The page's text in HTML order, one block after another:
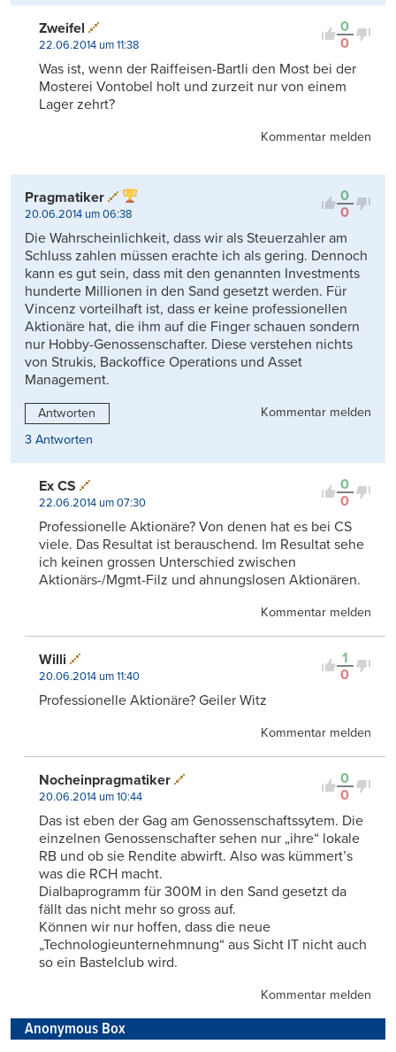
0
0
Zweifel
22.06.2014 um 11:38
Was ist, wenn der Raiffeisen-Bartli den Most bei der
Mosterei Vontobel holt und zurzeit nur von einem
Lager zehrt?
Kommentar melden
0
0
Pragmatiker
20.06.2014 um 06:38
Die Wahrscheinlichkeit, dass wir als Steuerzahler am
Schluss zahlen müssen erachte ich als gering. Dennoch
kann es gut sein, dass mit den genannten Investments
hunderte Millionen in den Sand gesetzt werden. Für
Vincenz vorteilhaft ist, dass er keine professionellen
Aktionäre hat, die ihm auf die Finger schauen sondern
nur Hobby-Genossenschafter. Diese verstehen nichts
von Strukis, Backoffice Operations und Asset
Management.
Antworten
Kommentar melden
3 Antworten
0
0
Ex CS
22.06.2014 um 07:30
Professionelle Aktionäre? Von denen hat es bei CS
viele. Das Resultat ist berauschend. Im Resultat sehe
ich keinen grossen Unterschied zwischen
Aktionärs-/Mgmt-Filz und ahnungslosen Aktionären.
Kommentar melden
1
0
Willi
20.06.2014 um 11:40
Professionelle Aktionäre? Geiler Witz
Kommentar melden
0
0
Nocheinpragmatiker
20.06.2014 um 10:44
Das ist eben der Gag am Genossenschaftssytem. Die
einzelnen Genossenschafter sehen nur „ihre“ lokale
RB und ob sie Rendite abwirft. Also was kümmert’s
was die RCH macht.
Dialbaprogramm für 300M in den Sand gesetzt da
fällt das nicht mehr so gross auf.
Können wir nur hoffen, dass die neue
„Technologieunternehmnung“ aus Sicht IT nicht auch
so ein Bastelclub wird.
Kommentar melden
Anonymous Box